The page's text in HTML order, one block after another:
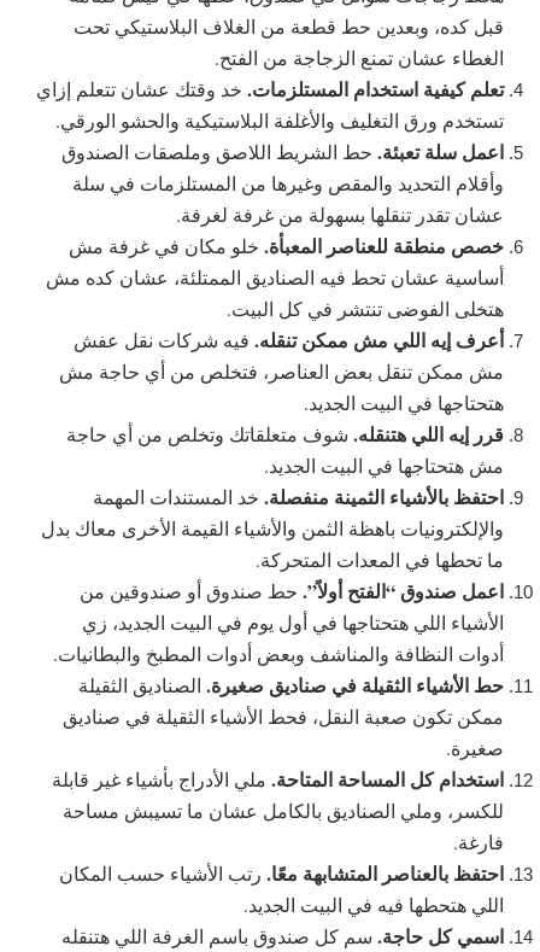
قبل كده، وبعدين حط قطعة من الغلاف البلاستيكي تحت
الغطاء عشان تمنع الزجاجة من الفتح.
تعلم كيفية استخدام المستلزمات. خد وقتك عشان تتعلم إزاي
تستخدم ورق التغليف والأغلفة البلاستيكية والحشو الورقي.
اعمل سلة تعبئة. حط الشريط اللاصق وملصقات الصندوق
وأقلام التحديد والمقص وغيرها من المستلزمات في سلة
عشان تقدر تنقلها بسهولة من غرفة لغرفة.
خصص منطقة للعناصر المعبأة. خلو مكان في غرفة مش
أساسية عشان تحط فيه الصناديق الممتلئة، عشان كده مش
هتخلى الفوضى تنتشر في كل البيت.
أعرف إيه اللي مش ممكن تنقله. فيه شركات نقل عفش
مش ممكن تنقل بعض العناصر، فتخلص من أي حاجة مش
هتحتاجها في البيت الجديد.
قرر إيه اللي هتنقله. شوف متعلقاتك وتخلص من أي حاجة
مش هتحتاجها في البيت الجديد.
احتفظ بالأشياء الثمينة منفصلة. خد المستندات المهمة
والإلكترونيات باهظة الثمن والأشياء القيمة الأخرى معاك بدل
ما تحطها في المعدات المتحركة.
اعمل صندوق “الفتح أولاً”. حط صندوق أو صندوقين من
الأشياء اللي هتحتاجها في أول يوم في البيت الجديد، زي
أدوات النظافة والمناشف وبعض أدوات المطبخ والبطانيات.
حط الأشياء الثقيلة في صناديق صغيرة. الصناديق الثقيلة
ممكن تكون صعبة النقل، فحط الأشياء الثقيلة في صناديق
صغيرة.
استخدام كل المساحة المتاحة. ملي الأدراج بأشياء غير قابلة
للكسر، وملي الصناديق بالكامل عشان ما تسيبش مساحة
فارغة.
احتفظ بالعناصر المتشابهة معًا. رتب الأشياء حسب المكان
اللي هتحطها فيه في البيت الجديد.
اسمي كل حاجة. سم كل صندوق باسم الغرفة اللي هتنقله